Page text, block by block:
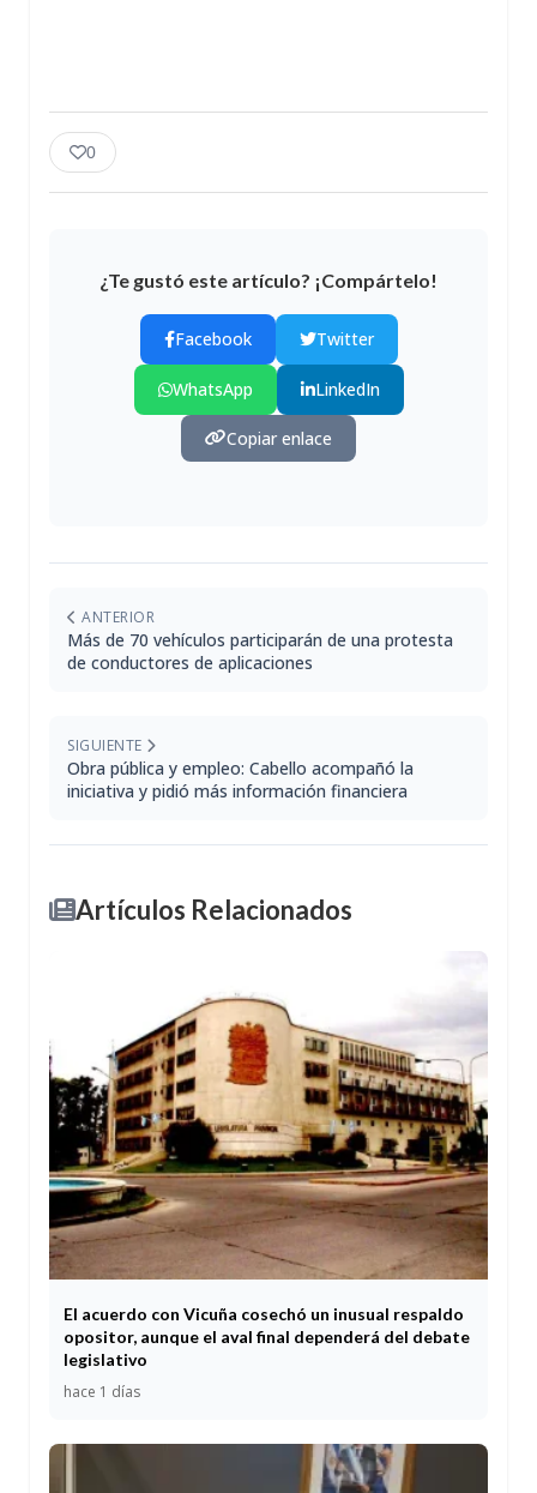
0
¿Te gustó este artículo? ¡Compártelo!
Facebook Twitter
WhatsApp LinkedIn
Copiar enlace
ANTERIOR
Más de 70 vehículos participarán de una protesta
de conductores de aplicaciones
SIGUIENTE
Obra pública y empleo: Cabello acompañó la
iniciativa y pidió más información financiera
Artículos Relacionados
El acuerdo con Vicuña cosechó un inusual respaldo
opositor, aunque el aval final dependerá del debate
legislativo
hace 1 días